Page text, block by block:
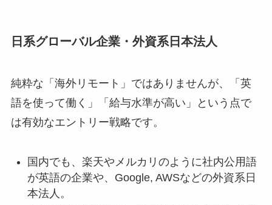
日系グローバル企業・外資系日本法人
純粋な「海外リモート」ではありませんが、「英
語を使って働く」「給与水準が高い」という点で
は有効なエントリー戦略です。
国内でも、楽天やメルカリのように社内公用語
が英語の企業や、Google, AWSなどの外資系日
本法人。